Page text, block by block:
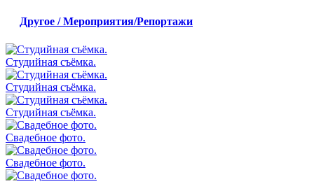
Другое / Мероприятия/Репортажи
Студийная съёмка.
Студийная съёмка.
Студийная съёмка.
Свадебное фото.
Свадебное фото.